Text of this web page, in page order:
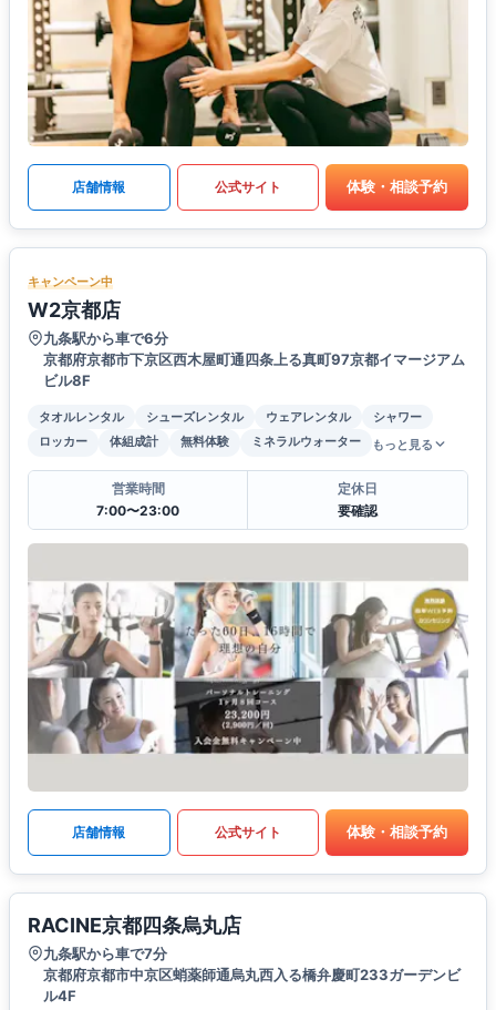
店舗情報 公式サイト 体験・相談予約
キャンペーン中
W2京都店
九条駅から車で6分
京都府京都市下京区西木屋町通四条上る真町97京都イマージアム
ビル8F
タオルレンタル シューズレンタル ウェアレンタル
シャワー
ロッカー
体組成計 無料体験 ミネラルウォーター もっと見る
営業時間
7:00〜23:00
定休日
要確認
店舗情報 公式サイト 体験・相談予約
RACINE京都四条烏丸店
九条駅から車で7分
京都府京都市中京区蛸薬師通烏丸西入る橋弁慶町233ガーデンビ
ル4F